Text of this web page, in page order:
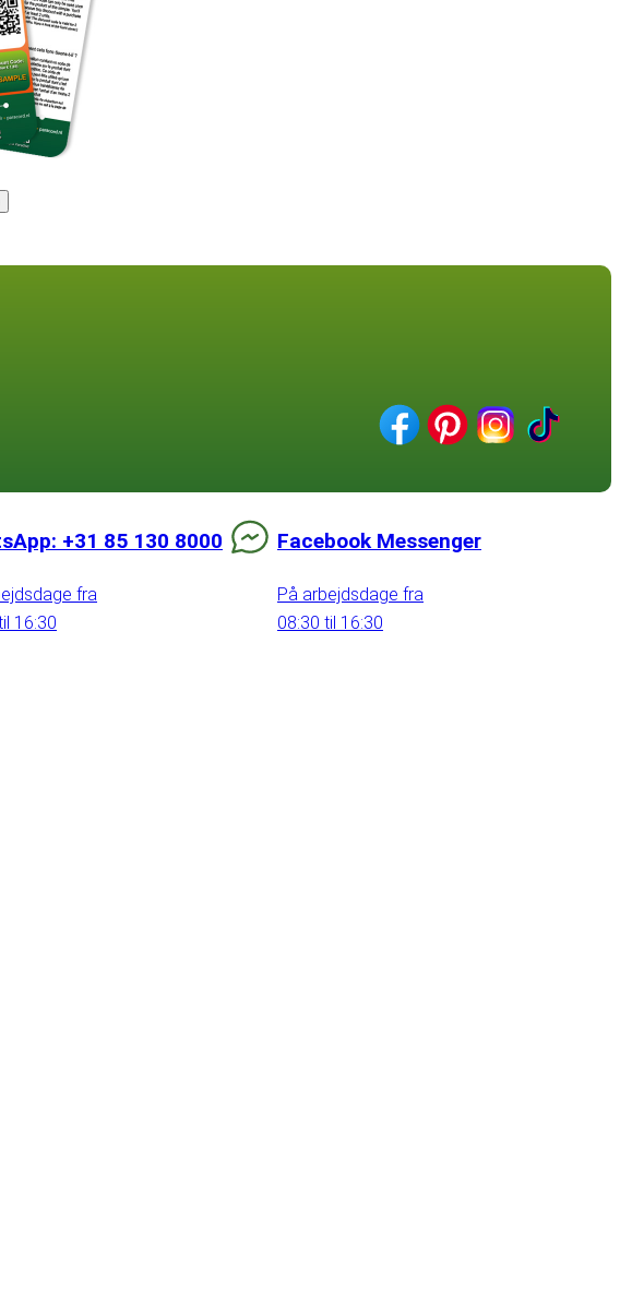
+31 85 130 8000
fra
16:30
Facebook Messenger
På arbejdsdage fra
08:30 til 16:30